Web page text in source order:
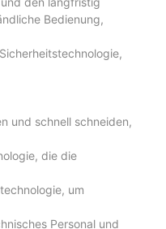
Bedienung,
und schnell schneiden,
die die
um
Personal und